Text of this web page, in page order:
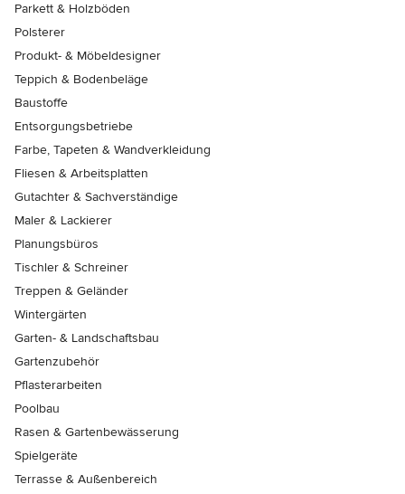
Parkett & Holzböden
Polsterer
Produkt- & Möbeldesigner
Teppich & Bodenbeläge
Baustoffe
Entsorgungsbetriebe
Farbe, Tapeten & Wandverkleidung
Fliesen & Arbeitsplatten
Gutachter & Sachverständige
Maler & Lackierer
Planungsbüros
Tischler & Schreiner
Treppen & Geländer
Wintergärten
Garten- & Landschaftsbau
Gartenzubehör
Pflasterarbeiten
Poolbau
Rasen & Gartenbewässerung
Spielgeräte
Terrasse & Außenbereich